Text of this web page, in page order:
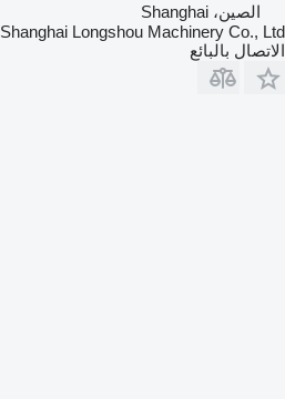
الصين، Shanghai
Shanghai Longshou Machinery Co., Ltd
الاتصال بالبائع